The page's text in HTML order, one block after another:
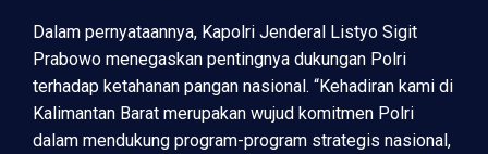
Dalam pernyataannya, Kapolri Jenderal Listyo Sigit
Prabowo menegaskan pentingnya dukungan Polri
terhadap ketahanan pangan nasional. “Kehadiran kami di
Kalimantan Barat merupakan wujud komitmen Polri
dalam mendukung program-program strategis nasional,